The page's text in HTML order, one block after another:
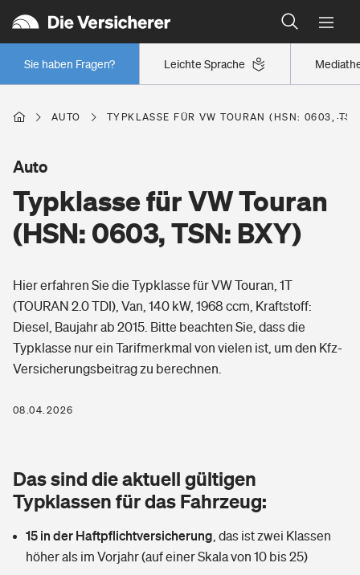
Leichte Sprache
Sie haben Fragen?
Wer versichert was: Jetzt Versicherer finden
Regionalklassen: So ist Ihre Region eingestuft
Wer versichert was: Jetzt Versicherer finden
Berufsunfähigkeitsversicherung
Erwerbsunfähigkeitsversicherung
Grundfähigkeitsversicherung
Arbeitsrechtsschutz
Berufshaftpflichtversicherung
Zur Übersicht
Tools
Wer versichert was: Jetzt Versicherer finden
Wohnen
Elementarversicherung
Glasversicherung
Mietkautionsversicherung
Freizeit
Pri­vate Haft­pflicht­
Kinderunfall­ver­si­che­rung
Kinderinvalidität
Gesundheit
Private Krankenversicherung
Dread-Disease-Versicherung
Tierkrankenversicherung
AUTO TYPKLASSE FÜR VW TOURAN (HSN: 0603,
Typklasse für VW Touran
(HSN: 0603, TSN: BXY)
Auto
Hier erfahren Sie die Typklasse für VW Touran, 1T
(TOURAN 2.0 TDI), Van, 140 kW, 1968 ccm, Kraftstoff:
Diesel, Baujahr ab 2015. Bitte beachten Sie, dass die
Typklasse nur ein Tarifmerkmal von vielen ist, um den Kfz-
Versicherungsbeitrag zu berechnen.
08.04.2026
Das sind die aktuell gültigen
Typklassen für das Fahrzeug:
15 in der Haftpflichtversicherung das ist zwei Klassen
höher als im Vorjahr (auf einer Skala von 10 bis 25)